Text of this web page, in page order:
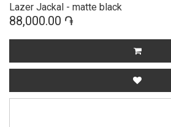
Lazer Jackal - matte black
88,000.00 ֏